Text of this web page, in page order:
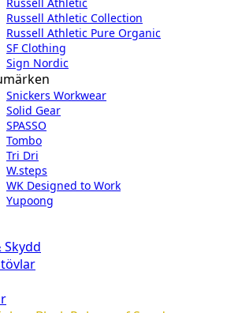
Russell Athletic
Russell Athletic Collection
Russell Athletic Pure Organic
SF Clothing
Sign Nordic
Snickers Workwear
Solid Gear
SPASSO
Tombo
Tri Dri
W.steps
WK Designed to Work
Yupoong